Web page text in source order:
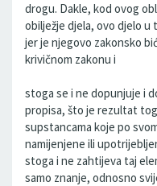
drogu. Dakle, kod ovog
obilježje djela, ovo djelo
jer je njegovo zakonsko
krivičnom zakonu i
stoga se i ne dopunjuje i
propisa, što je rezultat
supstancama koje po
namijenjene ili
stoga i ne zahtijeva taj
samo znanje, odnosno